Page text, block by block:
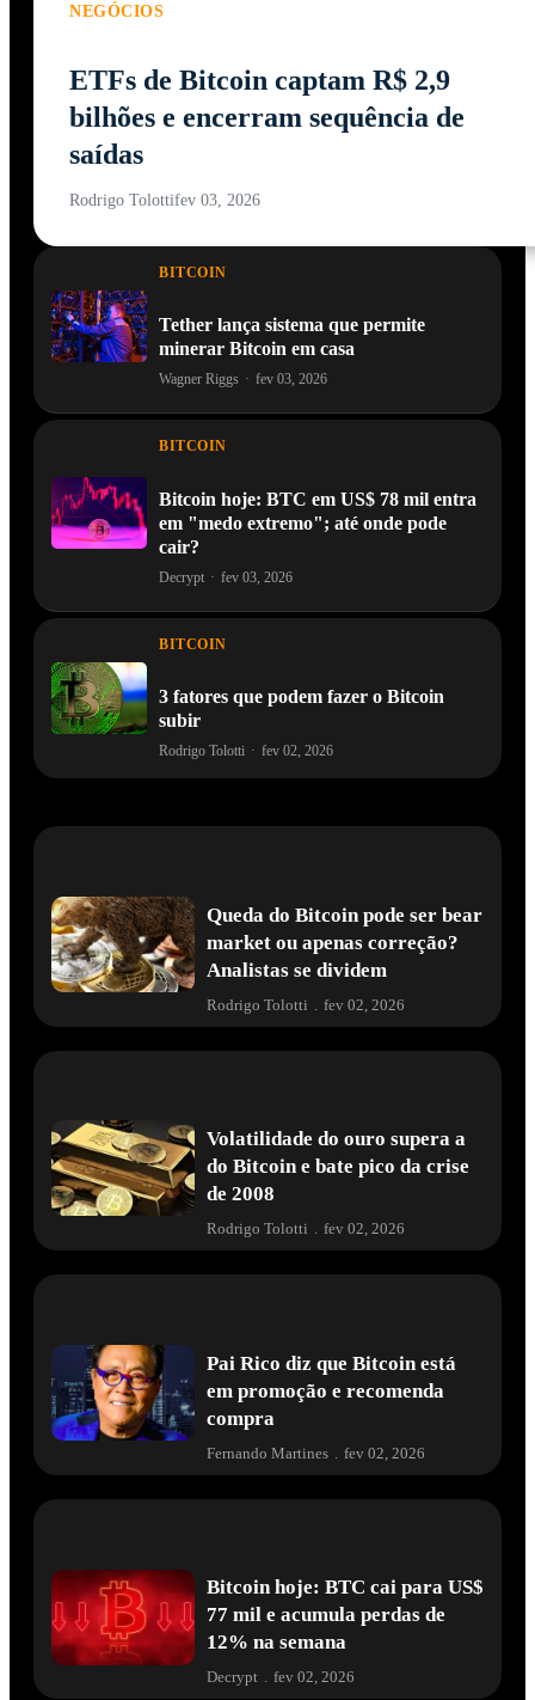
NEGÓCIOS
ETFs de Bitcoin captam R$ 2,9
bilhões e encerram sequência de
saídas
Rodrigo Tolottifev 03, 2026
BITCOIN
Tether lança sistema que permite
minerar Bitcoin em casa
Wagner Riggs · fev 03, 2026
BITCOIN
Bitcoin hoje: BTC em US$ 78 mil entra
em "medo extremo"; até onde pode
cair?
Decrypt · fev 03, 2026
BITCOIN
3 fatores que podem fazer o Bitcoin
subir
Rodrigo Tolotti · fev 02, 2026
Queda do Bitcoin pode ser bear
market ou apenas correção?
Analistas se dividem
Rodrigo Tolotti fev 02, 2026
Volatilidade do ouro supera a
do Bitcoin e bate pico da crise
de 2008
Rodrigo Tolotti . fev 02, 2026
Pai Rico diz que Bitcoin está
em promoção e recomenda
compra
Fernando Martines fev 02, 2026
Bitcoin hoje: BTC cai para US$
77 mil e acumula perdas de
12% na semana
Decrypt . fev 02, 2026